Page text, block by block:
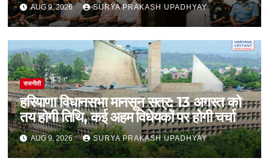
AUG 9, 2026 SURYA PRAKASH UPADHYAY
राजनीती
हरियाणा विधानसभा मानसून सत्र: 13 अगस्त को
तय होगी तिथि, कई अहम विधेयकों पर होगी चर्चा
AUG 9, 2026 SURYA PRAKASH UPADHYAY